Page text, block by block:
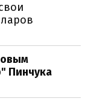
Пинчука